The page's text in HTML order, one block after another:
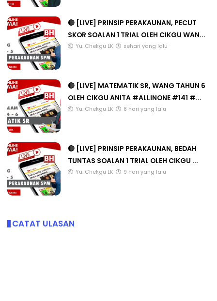
🔴 [LIVE] PRINSIP PERAKAUNAN, PECUT
SKOR SOALAN 1 TRIAL OLEH CIKGU WAN...
Yu. Chekgu LK sehari yang lalu
🔴 [LIVE] MATEMATIK SR, WANG TAHUN 6
OLEH CIKGU ANITA #ALLINONE #141 #...
Yu. Chekgu LK 8 hari yang lalu
🔴 [LIVE] PRINSIP PERAKAUNAN, BEDAH
TUNTAS SOALAN 1 TRIAL OLEH CIKGU ...
Yu. Chekgu LK 9 hari yang lalu
CATAT ULASAN